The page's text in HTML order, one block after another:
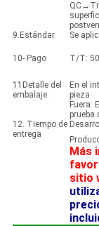
9.Estándar
Se
10- Pago T/T:
11Detalle del
embalaje:
En el
pieza
Fuera:
prueba
12. Tiempo de
entrega
Más
favor
sitio